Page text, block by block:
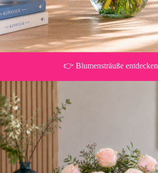
👉 Blumensträuße entdecken